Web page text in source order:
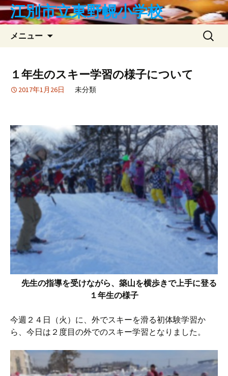
コ
ン 江別市立東野幌小学校
メニュー
検
索:
１年生のスキー学習の様子について
2017年1月26日 未分類
先生の指導を受けながら、築山を横歩きで上手に登る
１年生の様子
今週２４日（火）に、外でスキーを滑る初体験学習か
ら、今日は２度目の外でのスキー学習となりました。